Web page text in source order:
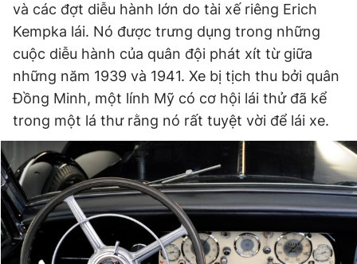
và các đợt diễu hành lớn do tài xế riêng Erich
Kempka lái. Nó được trưng dụng trong những
cuộc diễu hành của quân đội phát xít từ giữa
những năm 1939 và 1941. Xe bị tịch thu bởi quân
Đồng Minh, một lính Mỹ có cơ hội lái thử đã kể
trong một lá thư rằng nó rất tuyệt vời để lái xe.